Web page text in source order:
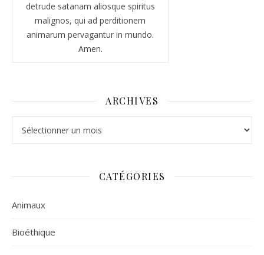
detrude satanam aliosque spiritus
malignos, qui ad perditionem
animarum pervagantur in mundo.
Amen.
ARCHIVES
CATÉGORIES
Animaux
Bioéthique